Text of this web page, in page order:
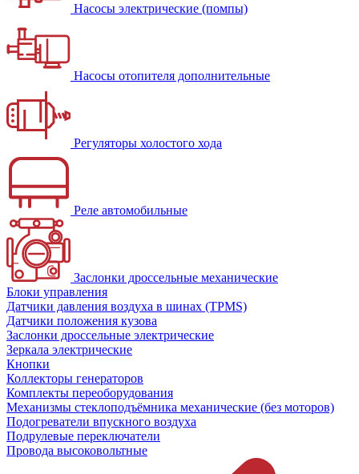
Насосы электрические (помпы)
Насосы отопителя дополнительные
Регуляторы холостого хода
Реле автомобильные
Заслонки дроссельные механические
Блоки управления
Датчики давления воздуха в шинах (TPMS)
Датчики положения кузова
Заслонки дроссельные электрические
Зеркала электрические
Кнопки
Коллекторы генераторов
Комплекты переоборудования
Механизмы стеклоподъёмника механические (без моторов)
Подогреватели впускного воздуха
Подрулевые переключатели
Провода высоковольтные